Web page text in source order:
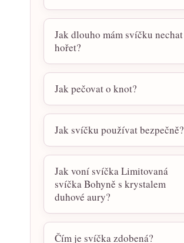
Jak dlouho mám svíčku nechat
hořet?
Jak pečovat o knot?
Jak svíčku používat bezpečně?
Jak voní svíčka Limitovaná
svíčka Bohyně s krystalem
duhové aury?
Čím je svíčka zdobená?